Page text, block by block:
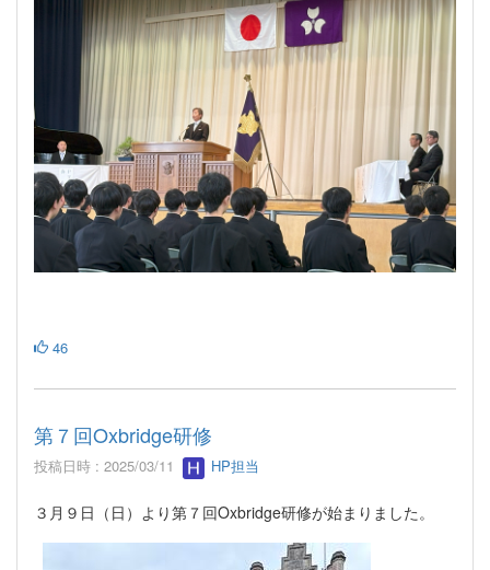
46
第７回Oxbridge研修
投稿日時 : 2025/03/11 HP担当
３月９日（日）より第７回Oxbridge研修が始まりました。